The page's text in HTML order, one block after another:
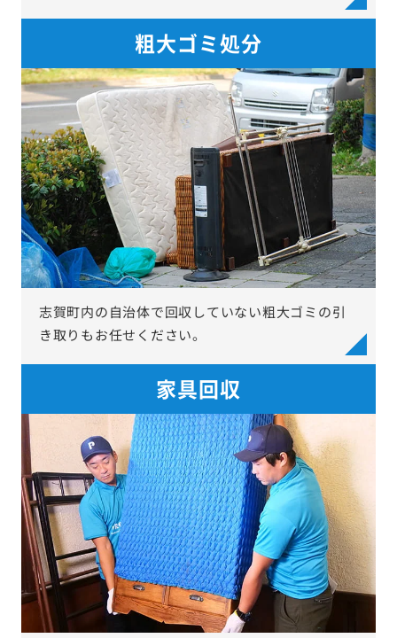
粗大ゴミ処分
志賀町内の自治体で回収していない粗大ゴミの引
き取りもお任せください。
家具回収